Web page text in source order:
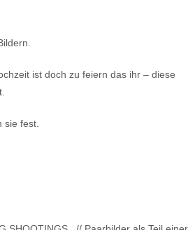
ist doch zu feiern das ihr – diese
sie fest.